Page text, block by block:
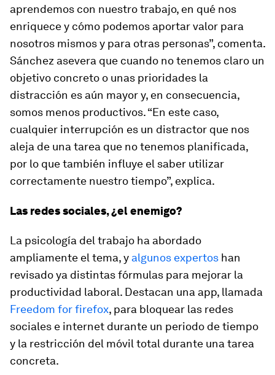
aprendemos con nuestro trabajo, en qué nos
enriquece y cómo podemos aportar valor para
nosotros mismos y para otras personas”, comenta.
Sánchez asevera que cuando no tenemos claro un
objetivo concreto o unas prioridades la
distracción es aún mayor y, en consecuencia,
somos menos productivos. “En este caso,
cualquier interrupción es un distractor que nos
aleja de una tarea que no tenemos planificada,
por lo que también influye el saber utilizar
correctamente nuestro tiempo”, explica.
Las redes sociales, ¿el enemigo?
La psicología del trabajo ha abordado
ampliamente el tema, y algunos expertos han
revisado ya distintas fórmulas para mejorar la
productividad laboral. Destacan una app, llamada
Freedom for firefox, para bloquear las redes
sociales e internet durante un periodo de tiempo
y la restricción del móvil total durante una tarea
concreta.